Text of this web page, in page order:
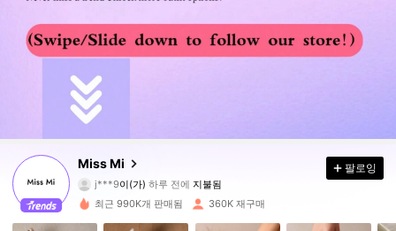
Miss Mi
4.84
253K 팔로워
c***3다음 10분 전에
팔로잉
최근 990K개 판매됨 360K 재구매